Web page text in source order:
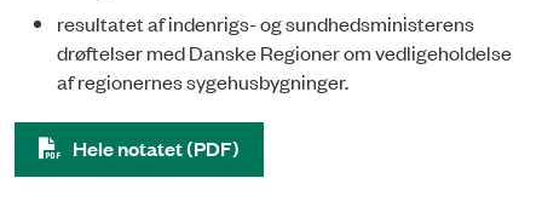
resultatet af indenrigs- og sundhedsministerens
drøftelser med Danske Regioner om vedligeholdelse
af regionernes sygehusbygninger.
Hele notatet (PDF)